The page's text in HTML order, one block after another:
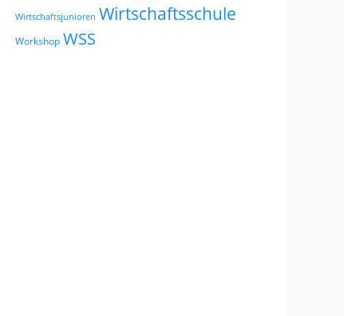
Wirtschaftsjunioren Wirtschaftsschule
Workshop WSS